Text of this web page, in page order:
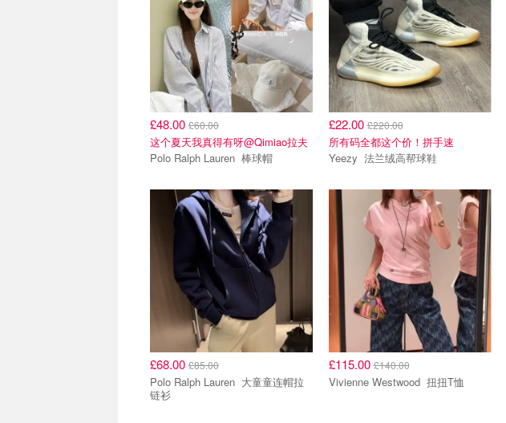
£48.00 £60.00
这个夏天我真得有呀@Qimiao拉夫
Polo Ralph Lauren 棒球帽
£22.00£220.00
所有码全都这个价！拼手速
Yeezy 法兰绒高帮球鞋
£68.00 £85.00
Polo Ralph Lauren 大童童连帽拉
链衫
£115.00£140.00
Vivienne Westwood 扭扭T恤